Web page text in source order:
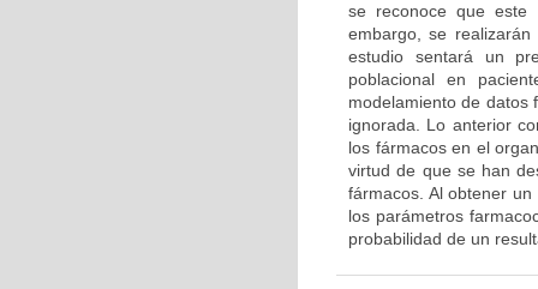
se reconoce que este
embargo, se
estudio sentará un
poblacional en
modelamiento de datos
ignorada. Lo anterior
los fármacos en el
virtud de que se han
fármacos. Al obtener
los parámetros
probabilidad de un